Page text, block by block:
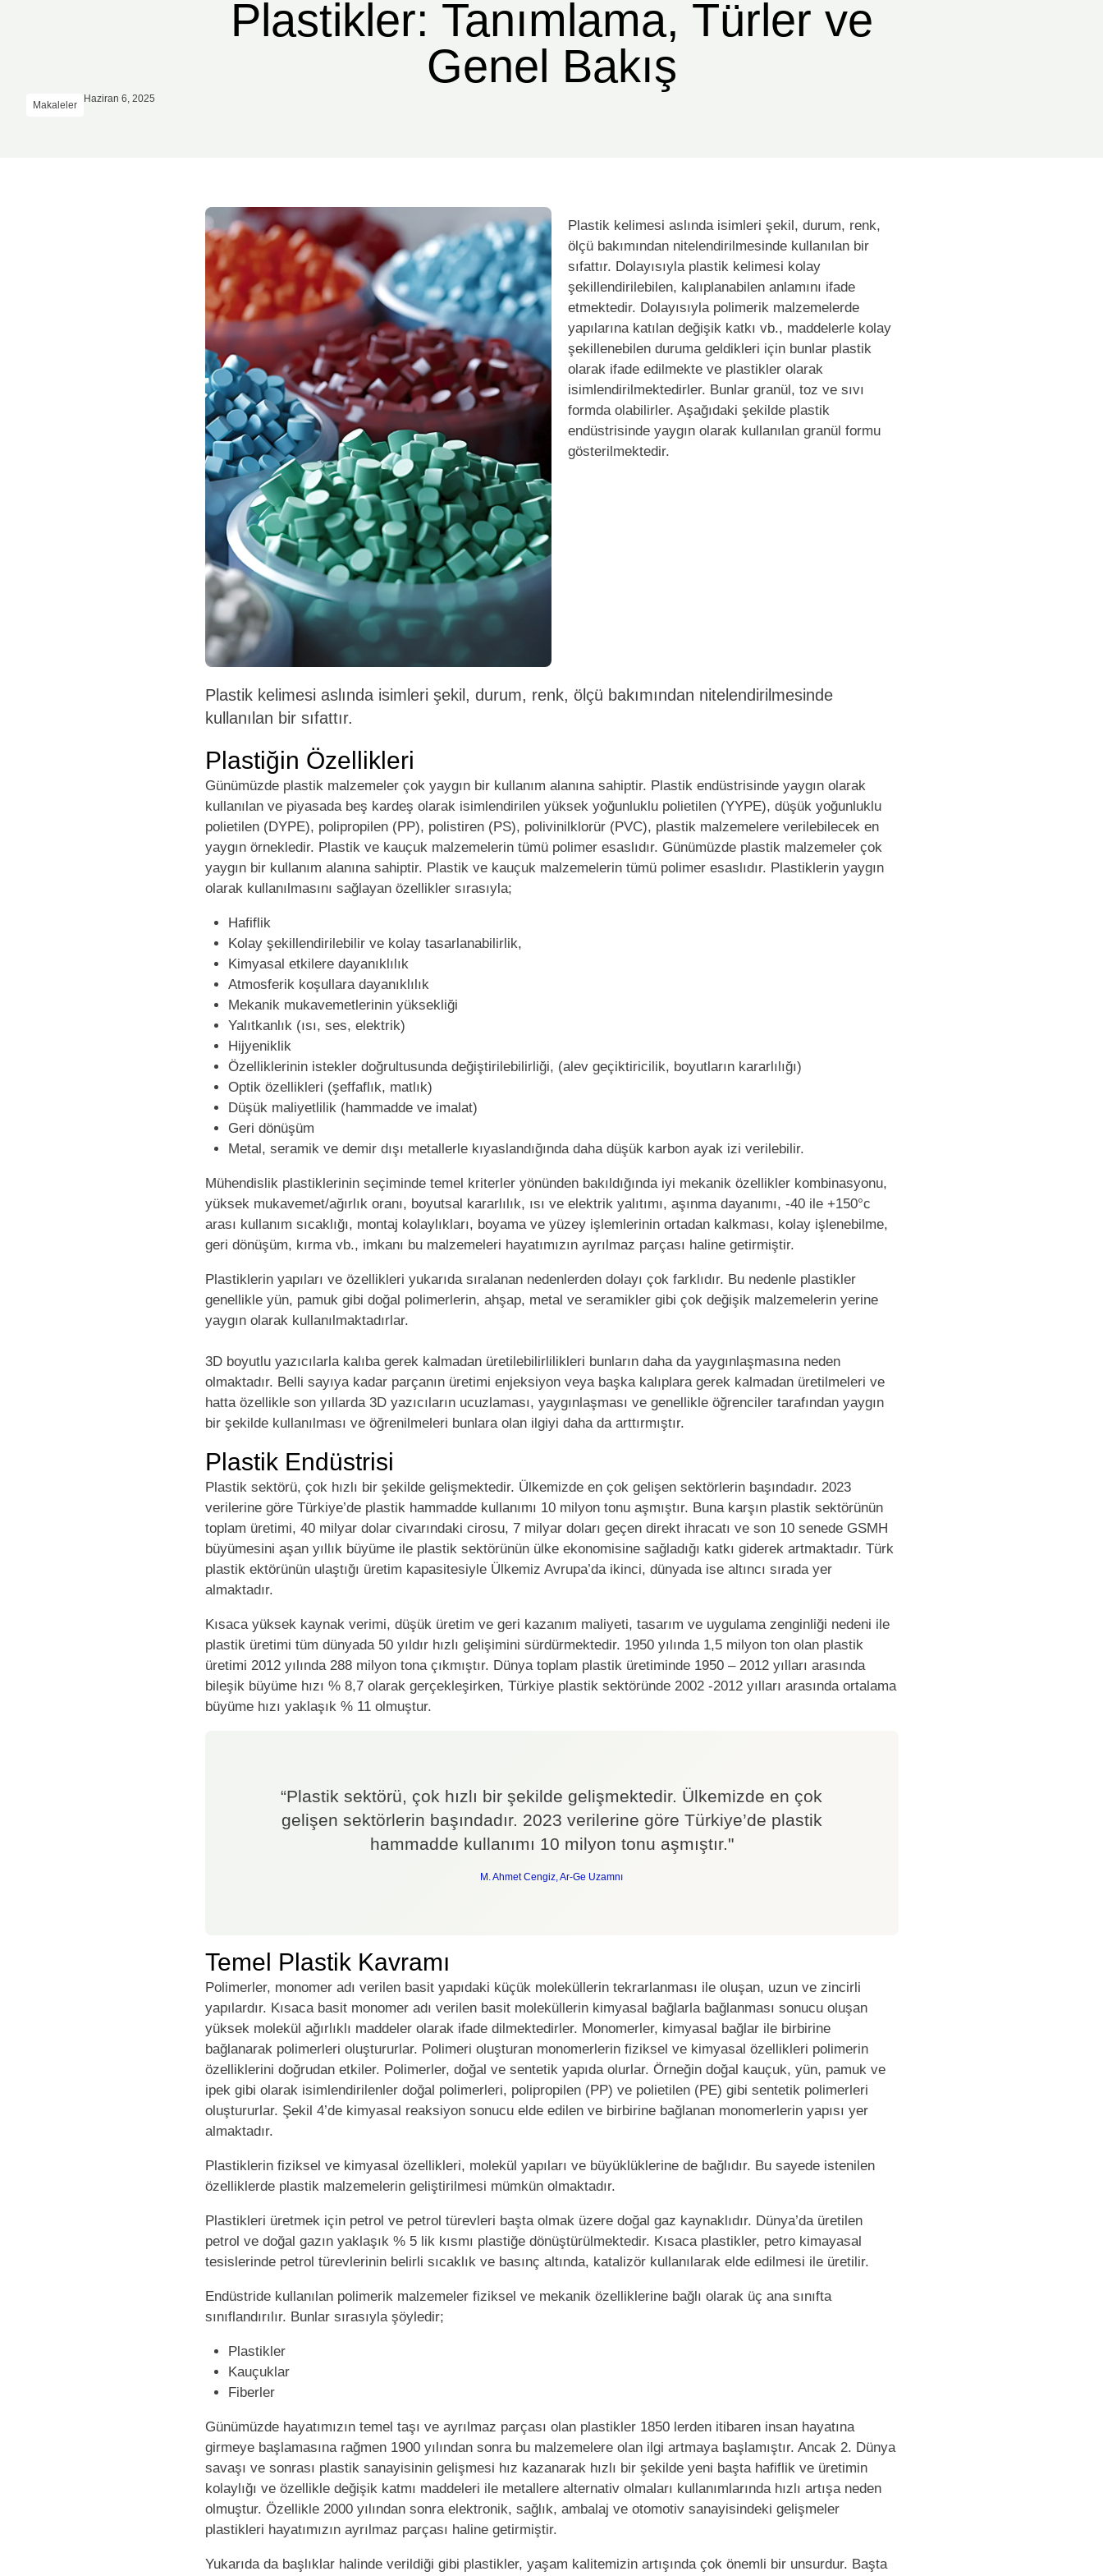
Plastikler: Tanımlama, Türler ve
Genel Bakış
Makaleler
Haziran 6, 2025
Plastik kelimesi aslında isimleri şekil, durum, renk,
ölçü bakımından nitelendirilmesinde kullanılan bir
sıfattır. Dolayısıyla plastik kelimesi kolay
şekillendirilebilen, kalıplanabilen anlamını ifade
etmektedir. Dolayısıyla polimerik malzemelerde
yapılarına katılan değişik katkı vb., maddelerle kolay
şekillenebilen duruma geldikleri için bunlar plastik
olarak ifade edilmekte ve plastikler olarak
isimlendirilmektedirler. Bunlar granül, toz ve sıvı
formda olabilirler. Aşağıdaki şekilde plastik
endüstrisinde yaygın olarak kullanılan granül formu
gösterilmektedir.
Plastik kelimesi aslında isimleri şekil, durum, renk, ölçü bakımından nitelendirilmesinde
kullanılan bir sıfattır.
Plastiğin Özellikleri
Günümüzde plastik malzemeler çok yaygın bir kullanım alanına sahiptir. Plastik endüstrisinde yaygın olarak
kullanılan ve piyasada beş kardeş olarak isimlendirilen yüksek yoğunluklu polietilen (YYPE), düşük yoğunluklu
polietilen (DYPE), polipropilen (PP), polistiren (PS), polivinilklorür (PVC), plastik malzemelere verilebilecek en
yaygın örnekledir. Plastik ve kauçuk malzemelerin tümü polimer esaslıdır. Günümüzde plastik malzemeler çok
yaygın bir kullanım alanına sahiptir. Plastik ve kauçuk malzemelerin tümü polimer esaslıdır. Plastiklerin yaygın
olarak kullanılmasını sağlayan özellikler sırasıyla;
Hafiflik
Kolay şekillendirilebilir ve kolay tasarlanabilirlik,
Kimyasal etkilere dayanıklılık
Atmosferik koşullara dayanıklılık
Mekanik mukavemetlerinin yüksekliği
Yalıtkanlık (ısı, ses, elektrik)
Hijyeniklik
Özelliklerinin istekler doğrultusunda değiştirilebilirliği, (alev geçiktiricilik, boyutların kararlılığı)
Optik özellikleri (şeffaflık, matlık)
Düşük maliyetlilik (hammadde ve imalat)
Geri dönüşüm
Metal, seramik ve demir dışı metallerle kıyaslandığında daha düşük karbon ayak izi verilebilir.
Mühendislik plastiklerinin seçiminde temel kriterler yönünden bakıldığında iyi mekanik özellikler kombinasyonu,
yüksek mukavemet/ağırlık oranı, boyutsal kararlılık, ısı ve elektrik yalıtımı, aşınma dayanımı, -40 ile +150°c
arası kullanım sıcaklığı, montaj kolaylıkları, boyama ve yüzey işlemlerinin ortadan kalkması, kolay işlenebilme,
geri dönüşüm, kırma vb., imkanı bu malzemeleri hayatımızın ayrılmaz parçası haline getirmiştir.
Plastiklerin yapıları ve özellikleri yukarıda sıralanan nedenlerden dolayı çok farklıdır. Bu nedenle plastikler
genellikle yün, pamuk gibi doğal polimerlerin, ahşap, metal ve seramikler gibi çok değişik malzemelerin yerine
yaygın olarak kullanılmaktadırlar.
3D boyutlu yazıcılarla kalıba gerek kalmadan üretilebilirlilikleri bunların daha da yaygınlaşmasına neden
olmaktadır. Belli sayıya kadar parçanın üretimi enjeksiyon veya başka kalıplara gerek kalmadan üretilmeleri ve
hatta özellikle son yıllarda 3D yazıcıların ucuzlaması, yaygınlaşması ve genellikle öğrenciler tarafından yaygın
bir şekilde kullanılması ve öğrenilmeleri bunlara olan ilgiyi daha da arttırmıştır.
Plastik Endüstrisi
Plastik sektörü, çok hızlı bir şekilde gelişmektedir. Ülkemizde en çok gelişen sektörlerin başındadır. 2023
verilerine göre Türkiye’de plastik hammadde kullanımı 10 milyon tonu aşmıştır. Buna karşın plastik sektörünün
toplam üretimi, 40 milyar dolar civarındaki cirosu, 7 milyar doları geçen direkt ihracatı ve son 10 senede GSMH
büyümesini aşan yıllık büyüme ile plastik sektörünün ülke ekonomisine sağladığı katkı giderek artmaktadır. Türk
plastik ektörünün ulaştığı üretim kapasitesiyle Ülkemiz Avrupa’da ikinci, dünyada ise altıncı sırada yer
almaktadır.
Kısaca yüksek kaynak verimi, düşük üretim ve geri kazanım maliyeti, tasarım ve uygulama zenginliği nedeni ile
plastik üretimi tüm dünyada 50 yıldır hızlı gelişimini sürdürmektedir. 1950 yılında 1,5 milyon ton olan plastik
üretimi 2012 yılında 288 milyon tona çıkmıştır. Dünya toplam plastik üretiminde 1950 – 2012 yılları arasında
bileşik büyüme hızı % 8,7 olarak gerçekleşirken, Türkiye plastik sektöründe 2002 -2012 yılları arasında ortalama
büyüme hızı yaklaşık % 11 olmuştur.
“Plastik sektörü, çok hızlı bir şekilde gelişmektedir. Ülkemizde en çok
gelişen sektörlerin başındadır. 2023 verilerine göre Türkiye’de plastik
hammadde kullanımı 10 milyon tonu aşmıştır."
M. Ahmet Cengiz, Ar-Ge Uzamnı
Temel Plastik Kavramı
Polimerler, monomer adı verilen basit yapıdaki küçük moleküllerin tekrarlanması ile oluşan, uzun ve zincirli
yapılardır. Kısaca basit monomer adı verilen basit moleküllerin kimyasal bağlarla bağlanması sonucu oluşan
yüksek molekül ağırlıklı maddeler olarak ifade dilmektedirler. Monomerler, kimyasal bağlar ile birbirine
bağlanarak polimerleri oluştururlar. Polimeri oluşturan monomerlerin fiziksel ve kimyasal özellikleri polimerin
özelliklerini doğrudan etkiler. Polimerler, doğal ve sentetik yapıda olurlar. Örneğin doğal kauçuk, yün, pamuk ve
ipek gibi olarak isimlendirilenler doğal polimerleri, polipropilen (PP) ve polietilen (PE) gibi sentetik polimerleri
oluştururlar. Şekil 4’de kimyasal reaksiyon sonucu elde edilen ve birbirine bağlanan monomerlerin yapısı yer
almaktadır.
Plastiklerin fiziksel ve kimyasal özellikleri, molekül yapıları ve büyüklüklerine de bağlıdır. Bu sayede istenilen
özelliklerde plastik malzemelerin geliştirilmesi mümkün olmaktadır.
Plastikleri üretmek için petrol ve petrol türevleri başta olmak üzere doğal gaz kaynaklıdır. Dünya’da üretilen
petrol ve doğal gazın yaklaşık % 5 lik kısmı plastiğe dönüştürülmektedir. Kısaca plastikler, petro kimayasal
tesislerinde petrol türevlerinin belirli sıcaklık ve basınç altında, katalizör kullanılarak elde edilmesi ile üretilir.
Endüstride kullanılan polimerik malzemeler fiziksel ve mekanik özelliklerine bağlı olarak üç ana sınıfta
sınıflandırılır. Bunlar sırasıyla şöyledir;
Plastikler
Kauçuklar
Fiberler
Günümüzde hayatımızın temel taşı ve ayrılmaz parçası olan plastikler 1850 lerden itibaren insan hayatına
girmeye başlamasına rağmen 1900 yılından sonra bu malzemelere olan ilgi artmaya başlamıştır. Ancak 2. Dünya
savaşı ve sonrası plastik sanayisinin gelişmesi hız kazanarak hızlı bir şekilde yeni başta hafiflik ve üretimin
kolaylığı ve özellikle değişik katmı maddeleri ile metallere alternativ olmaları kullanımlarında hızlı artışa neden
olmuştur. Özellikle 2000 yılından sonra elektronik, sağlık, ambalaj ve otomotiv sanayisindeki gelişmeler
plastikleri hayatımızın ayrılmaz parçası haline getirmiştir.
Yukarıda da başlıklar halinde verildiği gibi plastikler, yaşam kalitemizin artışında çok önemli bir unsurdur. Başta